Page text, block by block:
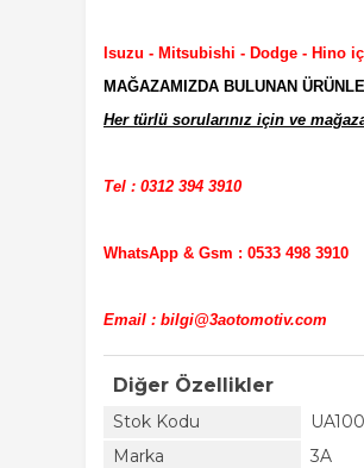
Isuzu - Mitsubishi - Dodge - Hino
MAĞAZAMIZDA BULUNAN
Her türlü sorularınız için ve
Tel : 0312 394 3910
WhatsApp & Gsm : 0533 498 3910
Email : bilgi@3aotomotiv.com
Diğer Özellikler
Stok Kodu
Marka
3A